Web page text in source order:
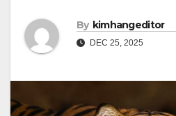
By kimhangeditor
DEC 25, 2025